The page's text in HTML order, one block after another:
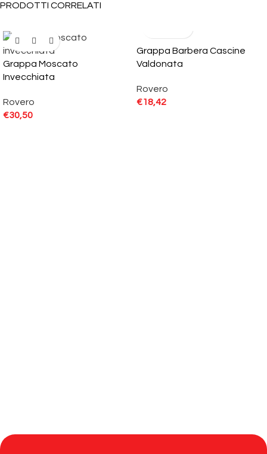
PRODOTTI CORRELATI
Grappa Moscato
Invecchiata
Rovero
€30,50
Grappa Barbera Cascine
Valdonata
Rovero
€18,42